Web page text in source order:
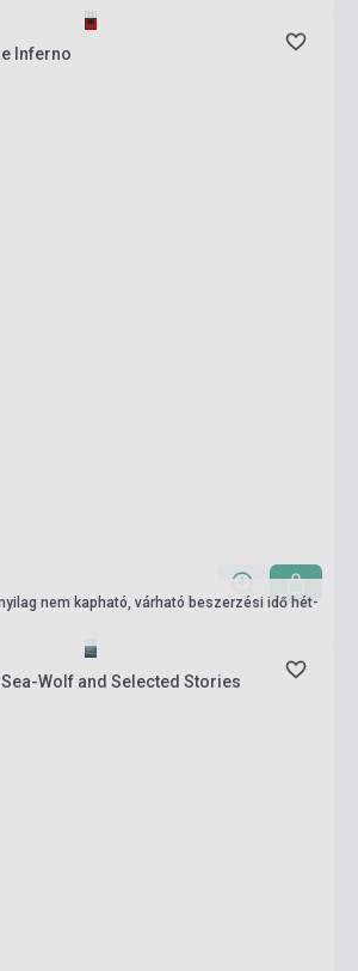
Inferno
nem kapható, várható beszerzési idő hét-
Wolf and Selected Stories